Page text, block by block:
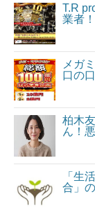
T.R
業者
メガ
口の
柏木
ん！
「生
合」